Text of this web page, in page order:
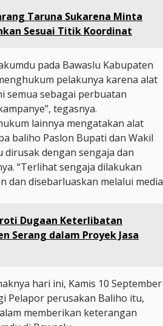
Taruna Sukarena Minta
Sesuai Titik Koordinat
pada Bawaslu Kabupaten
pelakunya karena alat
semua sebagai perbuatan
tegasnya.
lainnya mengatakan alat
baliho Paslon Bupati dan Wakil
dengan sengaja dan
“Terlihat sengaja dilakukan
dan disebarluaskan melalui media
Dugaan Keterlibatan
Serang dalam Proyek Jasa
hari ini, Kamis 10 September
Pelapor perusakan Baliho itu,
memberikan keterangan